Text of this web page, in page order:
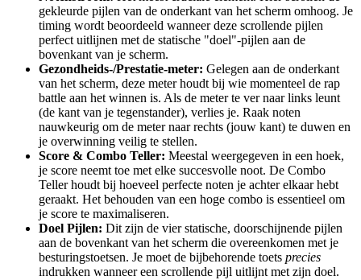
gekleurde pijlen van de onderkant van het scherm omhoog. Je
timing wordt beoordeeld wanneer deze scrollende pijlen
perfect uitlijnen met de statische "doel"-pijlen aan de
bovenkant van je scherm.
Gezondheids-/Prestatie-meter: Gelegen aan de onderkant
van het scherm, deze meter houdt bij wie momenteel de rap
battle aan het winnen is. Als de meter te ver naar links leunt
(de kant van je tegenstander), verlies je. Raak noten
nauwkeurig om de meter naar rechts (jouw kant) te duwen en
je overwinning veilig te stellen.
Score & Combo Teller: Meestal weergegeven in een hoek,
je score neemt toe met elke succesvolle noot. De Combo
Teller houdt bij hoeveel perfecte noten je achter elkaar hebt
geraakt. Het behouden van een hoge combo is essentieel om
je score te maximaliseren.
Doel Pijlen: Dit zijn de vier statische, doorschijnende pijlen
aan de bovenkant van het scherm die overeenkomen met je
besturingstoetsen. Je moet de bijbehorende toets precies
indrukken wanneer een scrollende pijl uitlijnt met zijn doel.